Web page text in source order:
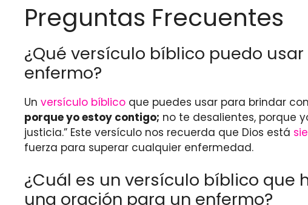
Preguntas Frecuentes
¿Qué versículo bíblico puedo
enfermo?
Un versículo bíblico que puedes usar para brindar
porque yo estoy contigo; no te desalientes, porque
justicia.” Este versículo nos recuerda que Dios está
fuerza para superar cualquier enfermedad.
¿Cuál es un versículo bíblico que
una oración para un enfermo?